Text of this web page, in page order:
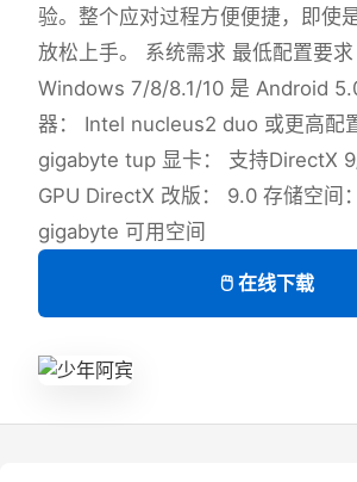
验。整个应对过程方便便捷，即使
放松上手。 系统需求 最低配置要求
Windows 7/8/8.1/10 是 Android
器： Intel nucleus2 duo 或更高配
gigabyte tup 显卡： 支持DirectX
GPU DirectX 改版： 9.0 存储空间
gigabyte 可用空间
🖱️ 在线下载